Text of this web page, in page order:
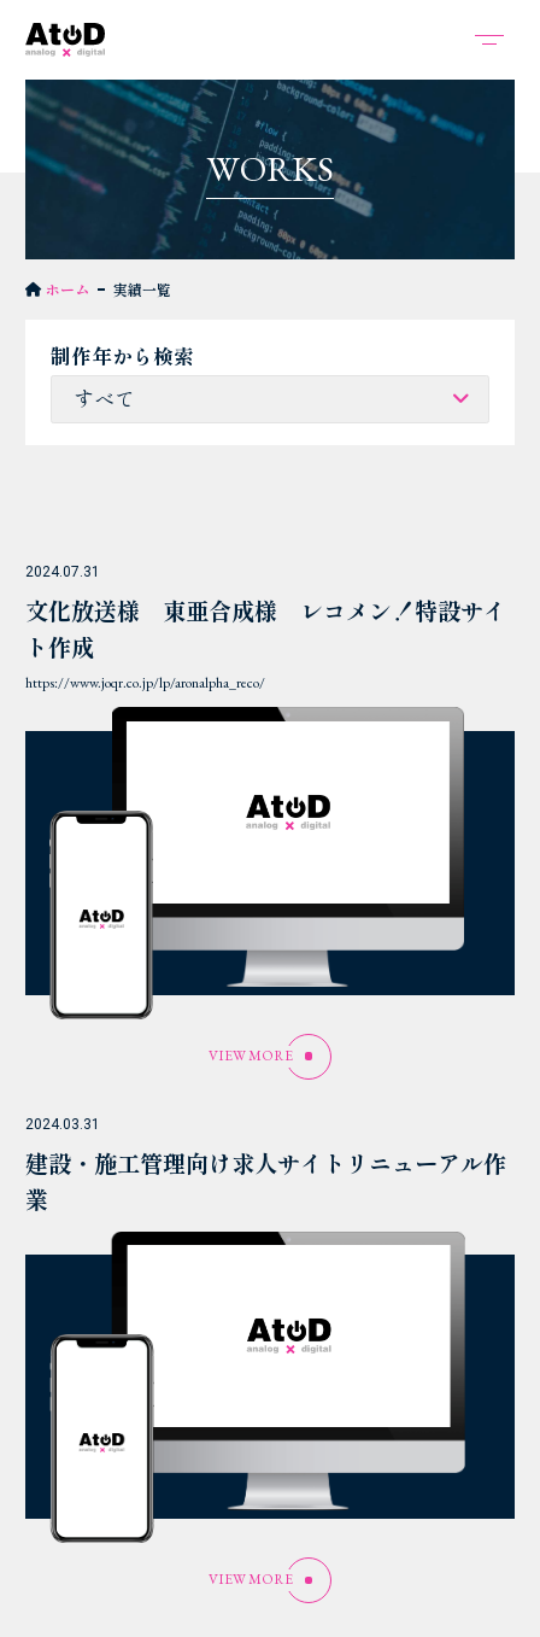
WORKS
ホーム 実績一覧
制作年から検索
2024.07.31
文化放送様 東亜合成様 レコメン！特設サイ
ト作成
https://www.joqr.co.jp/lp/aronalpha_reco/
VIEW MORE
2024.03.31
建設・施工管理向け求人サイトリニューアル作
業
VIEW MORE